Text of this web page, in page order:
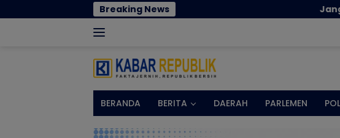
ke
Breaking News Jangan Sampai
BERANDA BERITA DAERAH PARLEMEN